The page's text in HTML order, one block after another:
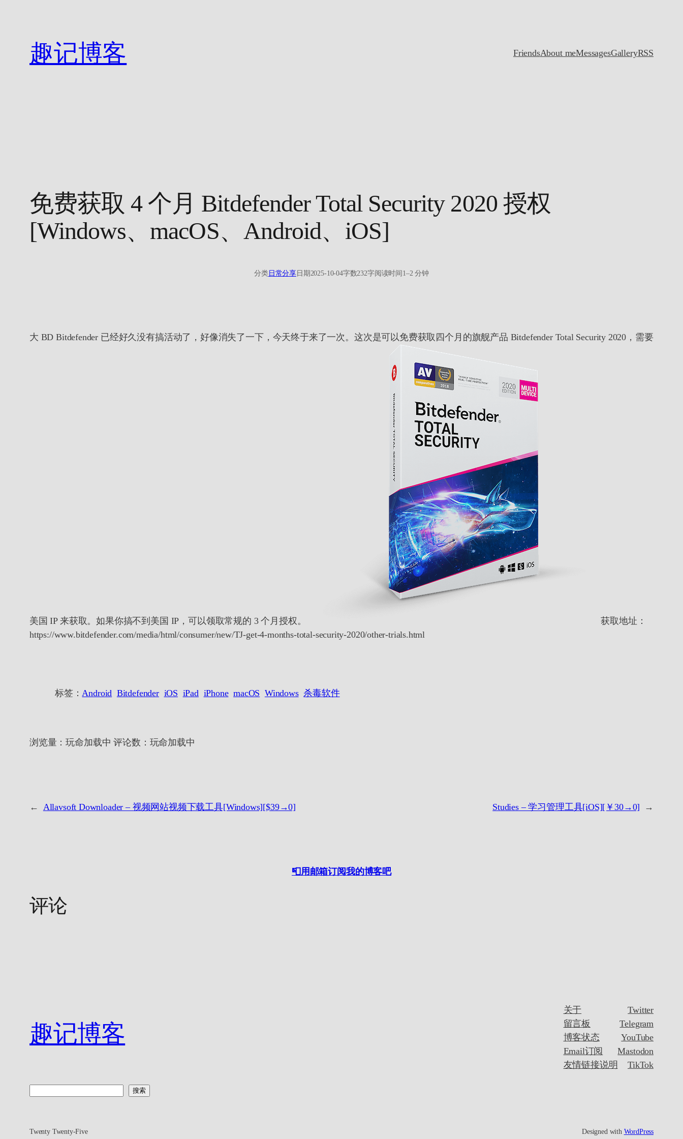
趣记博客 FriendsAbout meMessagesGalleryRSS
免费获取 4 个月 Bitdefender Total Security 2020 授权
[Windows、macOS、Android、iOS]
分类日常分享日期2025-10-04字数232字阅读时间 1–2 分钟
大 BD Bitdefender 已经好久没有搞活动了，好像消失了一下，今天终于来了一次。这次是可以免费获取四个月的旗舰产品 Bitdefender Total Security 2020，需要
美国 IP 来获取。如果你搞不到美国 IP，可以领取常规的 3 个月授权。
获取地址：
https://www.bitdefender.com/media/html/consumer/new/TJ-get-4-months-total-security-2020/other-trials.html
标签：Android Bitdefender iOS iPad iPhone macOS Windows 杀毒软件
浏览量：玩命加载中 评论数： 玩命加载中
← Allavsoft Downloader – 视频网站视频下载工具[Windows][$39→0] Studies – 学习管理工具[iOS][￥30→0] →
📮用邮箱订阅我的博客吧
评论
趣记博客
搜索
关于
留言板
博客状态
Email订阅
友情链接说明
Twitter
Telegram
YouTube
Mastodon
TikTok
Twenty Twenty-Five Designed with WordPress